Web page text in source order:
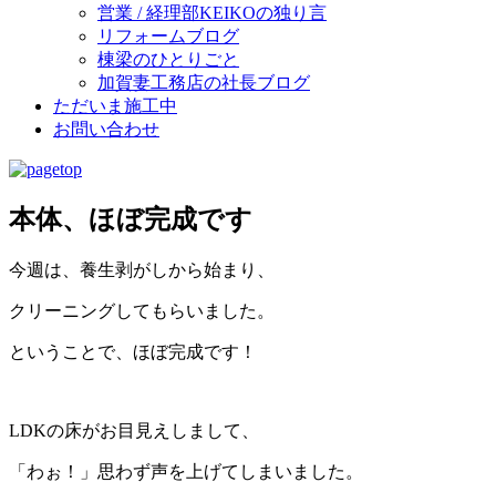
営業 / 経理部KEIKOの独り言
リフォームブログ
棟梁のひとりごと
加賀妻工務店の社長ブログ
ただいま施工中
お問い合わせ
本体、ほぼ完成です
今週は、養生剥がしから始まり、
クリーニングしてもらいました。
ということで、ほぼ完成です！
LDKの床がお目見えしまして、
「わぉ！」思わず声を上げてしまいました。